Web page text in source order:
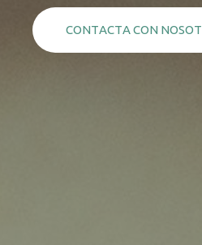
CONTACTA CON NOSOT